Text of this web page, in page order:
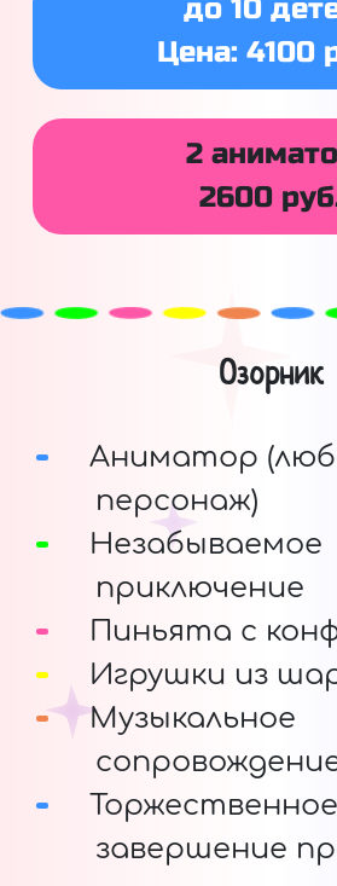
до 10
Цена: 4100
2
2600
Озорник
Аниматор
персонаж)
Незабываемое
приключение
Пиньята с
Игрушки из
Музыкальное
Торжественное
завершение